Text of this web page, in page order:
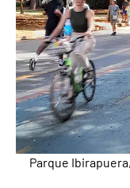
Parque